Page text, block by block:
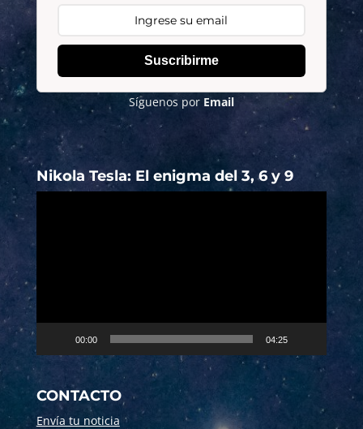
Suscribirme
Síguenos por Email
Nikola Tesla: El enigma del 3, 6 y 9
00:00 04:25
CONTACTO
Envía tu noticia